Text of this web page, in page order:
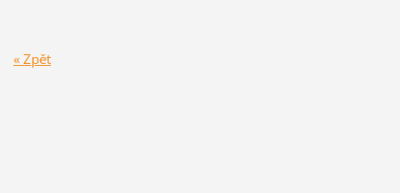
« Zpět